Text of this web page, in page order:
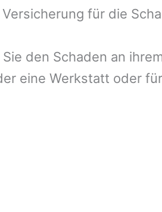
für die
den Schaden an
eine Werkstatt oder